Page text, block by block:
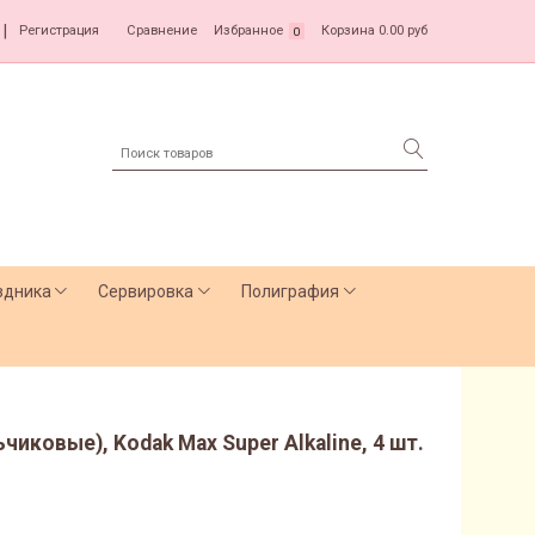
Регистрация Сравнение Избранное 0 Корзина 0.00 руб
Сервировка Полиграфия
Kodak Max Super Alkaline, 4 шт.